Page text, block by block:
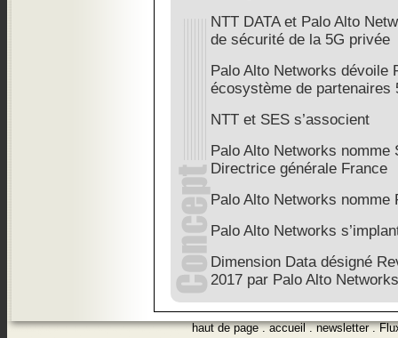
NTT DATA et Palo Alto
de sécurité de la 5G privée
Palo Alto Networks dévoile
écosystème de partenaires
NTT et SES s’associent
Palo Alto Networks nomme
Directrice générale France
Palo Alto Networks nomme
Palo Alto Networks
Dimension Data désigné
2017 par Palo Alto Networks
haut de page.accueil.newsletter.